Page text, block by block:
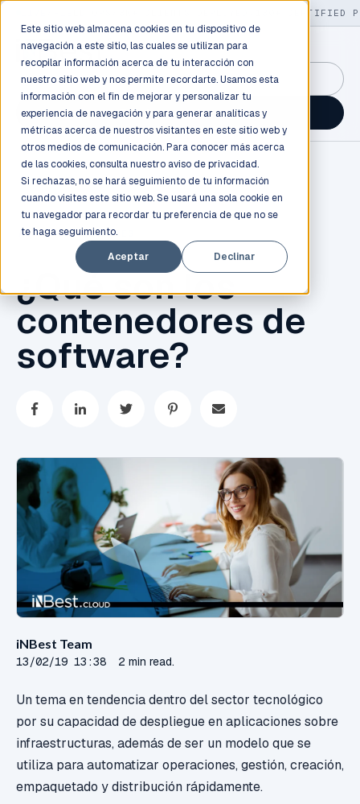
Este sitio web almacena cookies en tu dispositivo de
navegación a este sitio, las cuales se utilizan para
recopilar información acerca de tu interacción con
nuestro sitio web y nos permite recordarte. Usamos esta
información con el fin de mejorar y personalizar tu
experiencia de navegación y para generar analíticas y
métricas acerca de nuestros visitantes en este sitio web y
otros medios de comunicación. Para conocer más acerca
de las cookies, consulta nuestro aviso de privacidad.
Si rechazas, no se hará seguimiento de tu información
cuando visites este sitio web. Se usará una sola cookie en
tu navegador para recordar tu preferencia de que no se
te haga seguimiento.
Aceptar
Declinar
130+ CERTIFIED
GuidancePlex →
Talk to an engineer →
AWS , CONTENEDORES
¿Qué son los
contenedores de
software?
iNBest Team
13/02/19 13:38 2 min read.
Un tema en tendencia dentro del sector tecnológico
por su capacidad de despliegue en aplicaciones sobre
infraestructuras, además de ser un modelo que se
utiliza para automatizar operaciones, gestión, creación,
empaquetado y distribución rápidamente.